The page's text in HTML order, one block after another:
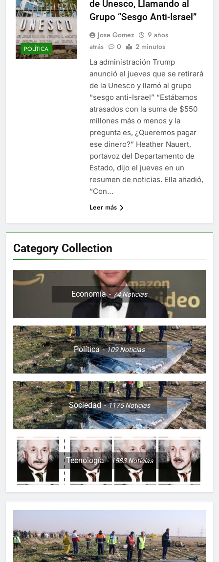
entierra a otro
miembro de la familia
7 Años Atrás
Cápsulas Ultra Max
Testo a Precios
Especiales en México,
Chile, Argentina,
Colombia, Perú ,
Ecuador, Costa Rica y
Más
Veona Skin Care
Crema Precios –
Descuentos Masivos
en Línea
7 Años Atrás
Pharma Flex RX en
México – Descuentos
Masivos en Mercado
Libre
7 Años Atrás
Crucero en México te
lleva a lugares
paranormales con
binoculares de visión
nocturna y reuniones de
secuestrados
7 Años Atrás
La Inteligencia Artificial
deepfake de Samsung
fabrica un clip de
7 Años Atrás
POLÍTICA
de Unesco, Llamando al
Grupo “Sesgo Anti-Israel”
Jose Gomez
9 años
atrás
0 2 minutos
La administración Trump
anunció el jueves que se retirará
de la Unesco y llamó al grupo
“sesgo anti-Israel” “Estábamos
atrasados con la suma de $550
millones más o menos y la
pregunta es, ¿Queremos pagar
ese dinero?” Heather Nauert,
portavoz del Departamento de
Estado, dijo el jueves en un
resumen de noticias. Ella añadió,
“Con…
Leer más
Category Collection
Economía 74Noticias
Política 109Noticias
Sociedad 1175Noticias
Tecnología 1583Noticias